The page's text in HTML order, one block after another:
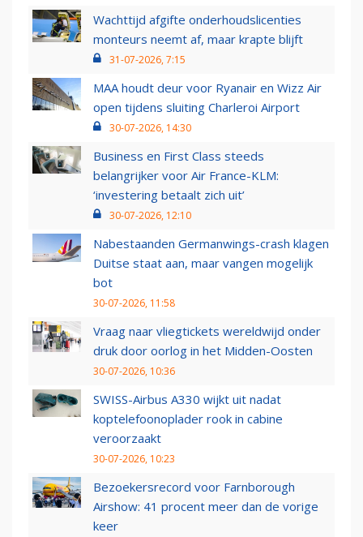
Wachttijd afgifte onderhoudslicenties
monteurs neemt af, maar krapte blijft
31-07-2026, 7:15
MAA houdt deur voor Ryanair en Wizz Air
open tijdens sluiting Charleroi Airport
30-07-2026, 14:30
Business en First Class steeds
belangrijker voor Air France-KLM:
‘investering betaalt zich uit’
30-07-2026, 12:10
Nabestaanden Germanwings-crash klagen
Duitse staat aan, maar vangen mogelijk
bot
30-07-2026, 11:58
Vraag naar vliegtickets wereldwijd onder
druk door oorlog in het Midden-Oosten
30-07-2026, 10:36
SWISS-Airbus A330 wijkt uit nadat
koptelefoonoplader rook in cabine
veroorzaakt
30-07-2026, 10:23
Bezoekersrecord voor Farnborough
Airshow: 41 procent meer dan de vorige
keer